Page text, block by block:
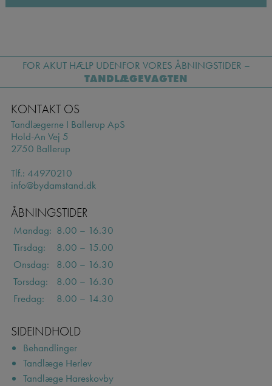
FOR AKUT HÆLP UDENFOR VORES ÅBNINGSTIDER –
TANDLÆGEVAGTEN
KONTAKT OS
Tandlægerne I Ballerup ApS
Hold-An Vej 5
2750 Ballerup
Tlf.: 44970210
info@bydamstand.dk
ÅBNINGSTIDER
Mandag: 8.00 – 16.30
Tirsdag:
8.00 – 15.00
Onsdag:
8.00 – 16.30
Torsdag:
8.00 – 16.30
Fredag:
8.00 – 14.30
SIDEINDHOLD
Behandlinger
Tandlæge Herlev
Tandlæge Hareskovby